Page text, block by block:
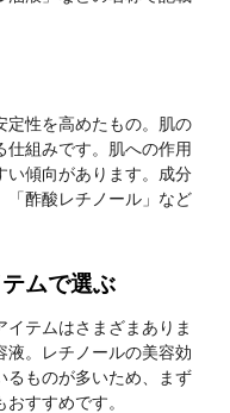
定性を高めたもの。肌の
組みです。肌への作用
い傾向があります。成分
「酢酸レチノール」など
ムで選ぶ
テムはさまざまありま
液。レチノールの美容効
るものが多いため、まず
すすめです。